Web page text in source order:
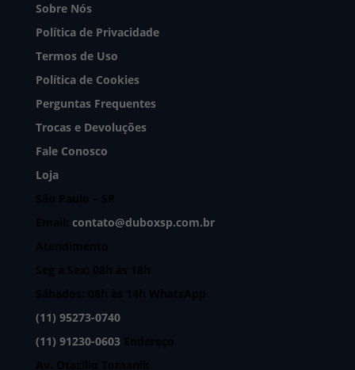
Sobre Nós
Política de Privacidade
Termos de Uso
Política de Cookies
Perguntas Frequentes
Trocas e Devoluções
Fale Conosco
Loja
contato@duboxsp.com.br
(11) 95273-0740
(11) 91230-0603